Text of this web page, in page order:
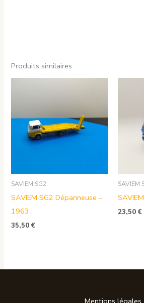
Produits similaires
SAVIEM SG2
SAVIEM SG2 Dépanneuse –
1963
35,50€
SAVIEM
23,50 €
Mentions légales